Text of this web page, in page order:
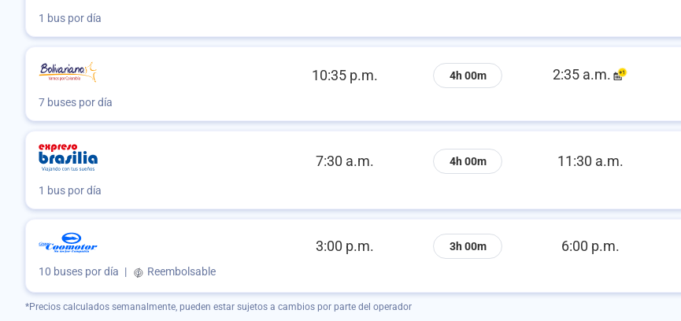
1 bus por día
10:35 p.m. 4h 00m 2:35 a.m.
7 buses por día
7:30 a.m. 4h 00m 11:30 a.m.
1 bus por día
3:00 p.m. 3h 00m 6:00 p.m.
10 buses por día | Reembolsable
*Precios calculados semanalmente, pueden estar sujetos a cambios por parte del operador